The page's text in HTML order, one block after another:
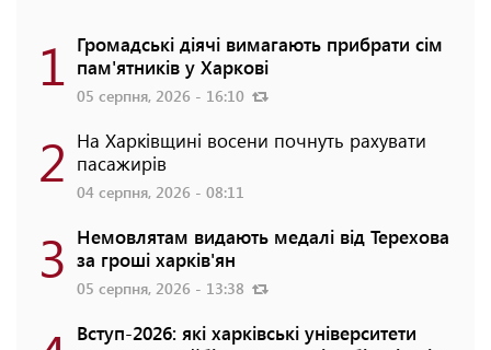
1 Громадські діячі вимагають прибрати сім
пам'ятників у Харкові
05 серпня, 2026 - 16:10
2 На Харківщині восени почнуть рахувати
пасажирів
04 серпня, 2026 - 08:11
3 Немовлятам видають медалі від Терехова
за гроші харків'ян
05 серпня, 2026 - 13:38
Вступ-2026: які харківські університети